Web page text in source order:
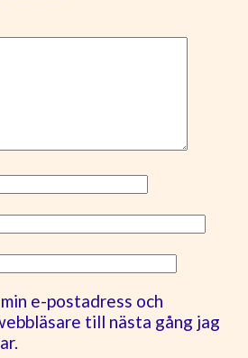
e-postadress och
till nästa gång jag